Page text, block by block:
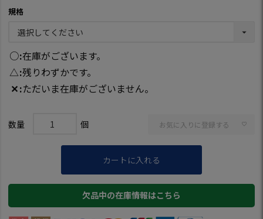
規格
○ 在庫がございます。
△ 残りわずかです。
✕ ただいま在庫がございません。
お気に入りに登録する
カートに入れる
欠品中の在庫情報はこちら